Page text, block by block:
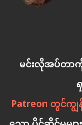
မင်းလိုအပ်တာ
Patreon တွင်က